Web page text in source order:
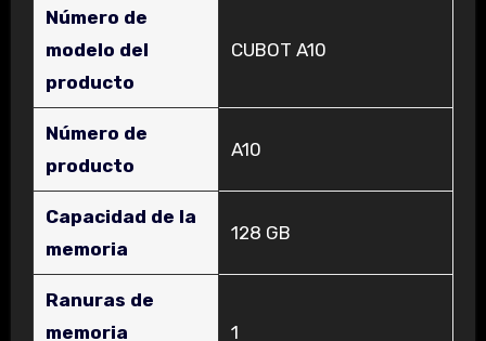
Número de
modelo del
producto
‎CUBOT A10
Número de
producto
‎A10
Capacidad de la
memoria
‎128 GB
Ranuras de
memoria
‎1